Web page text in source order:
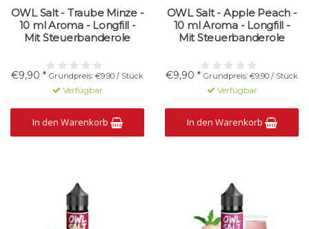
OWL Salt - Traube Minze -
10 ml Aroma - Longfill -
Mit Steuerbanderole
€9,90 * Grundpreis: €9,90 / Stück
Verfügbar
In den Warenkorb
OWL Salt - Apple Peach -
10 ml Aroma - Longfill -
Mit Steuerbanderole
€9,90 * Grundpreis: €9,90 / Stück
Verfügbar
In den Warenkorb